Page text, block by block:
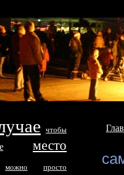
чтобы
место
можно просто